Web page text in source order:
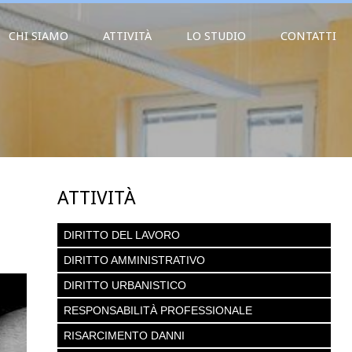
CHI SIAMO ATTIVITÀ LO STUDIO CONTATTI
ATTIVITÀ
DIRITTO DEL LAVORO
DIRITTO AMMINISTRATIVO
DIRITTO URBANISTICO
RESPONSABILITÀ PROFESSIONALE
RISARCIMENTO DANNI